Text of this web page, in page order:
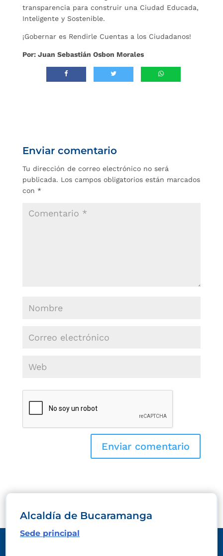
transparencia para construir una Ciudad Educada,
Inteligente y Sostenible.
¡Gobernar es Rendirle Cuentas a los Ciudadanos!
Por: Juan Sebastián Osbon Morales
Enviar comentario
Tu dirección de correo electrónico no será
publicada. Los campos obligatorios están marcados
con *
Alcaldía de Bucaramanga
Sede principal